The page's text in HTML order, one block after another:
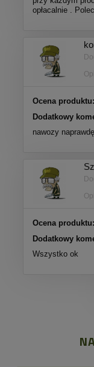
opłacalnie .
Ocena produktu:
Dodatkowy
nawozy
Ocena produktu:
Dodatkowy
Wszystko ok